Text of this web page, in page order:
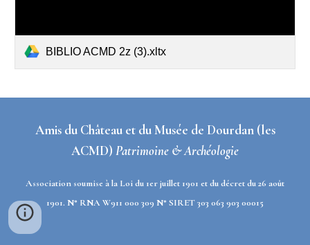
BIBLIO ACMD 2z (3).xltx
Amis du Château et du Musée de Dourdan (les
ACMD) Patrimoine & Archéologie
Association soumise à la Loi du 1er juillet 1901 et du décret du 26 août
1901. N° RNA W911 000 309 N° SIRET 303 063 903 00015